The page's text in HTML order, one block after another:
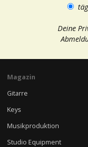
Deine
Magazin
Gitarre
Keys
Musikproduktion
Studio Equipment